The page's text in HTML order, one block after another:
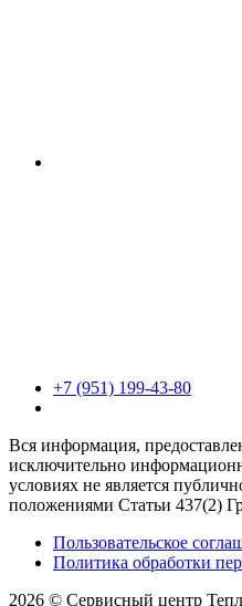
+7 (951) 199-43-80
Вся информация,
исключительно
условиях не является
положениями Статьи 437(2)
Пользовательское
Политика обработки
2026 © Сервисный центр